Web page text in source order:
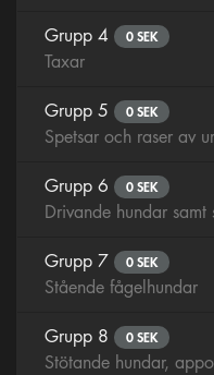
Grupp 4 0 SEK
Taxar
Grupp 5 0 SEK
Spetsar och raser av
Grupp 6 0 SEK
Drivande hundar
Grupp 7 0 SEK
Stående fågelhundar
Grupp 8 0 SEK
Stötande hundar,